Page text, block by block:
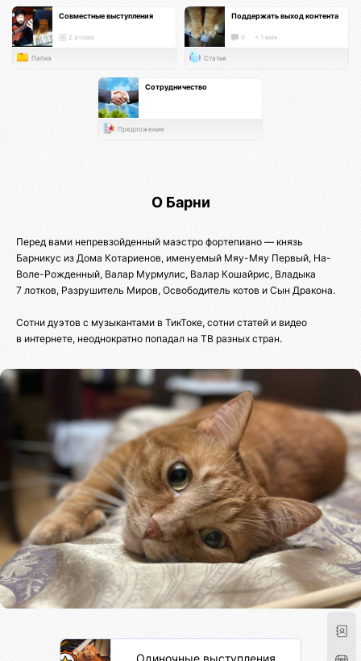
Совместные выступления
2 атома
Папка
Поддержать выход контента
0 < 1 мин.
Статья
Сотрудничество
Предложение
О Барни
Перед вами непревзойденный маэстро фортепиано — князь
Барникус из Дома Котариенов, именуемый Мяу-Мяу Первый, На-
Воле-Рожденный, Валар Мурмулис, Валар Кошайрис, Владыка
7 лотков, Разрушитель Миров, Освободитель котов и Сын Дракона.
Сотни дуэтов с музыкантами в ТикТоке, сотни статей и видео
в интернете, неоднократно попадал на ТВ разных стран.
Одиночные выступления